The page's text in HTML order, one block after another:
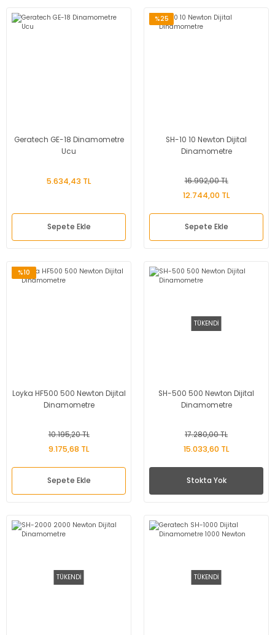
Geratech GE-18 Dinamometre
Ucu
5.634,43 TL
Sepete Ekle
%25
SH-10 10 Newton Dijital
Dinamometre
16.992,00 TL
12.744,00 TL
Sepete Ekle
%10
Loyka HF500 500 Newton Dijital
Dinamometre
10.195,20 TL
9.175,68 TL
Sepete Ekle
TÜKENDİ
SH-500 500 Newton Dijital
Dinamometre
17.280,00 TL
15.033,60 TL
Stokta Yok
TÜKENDİ TÜKENDİ